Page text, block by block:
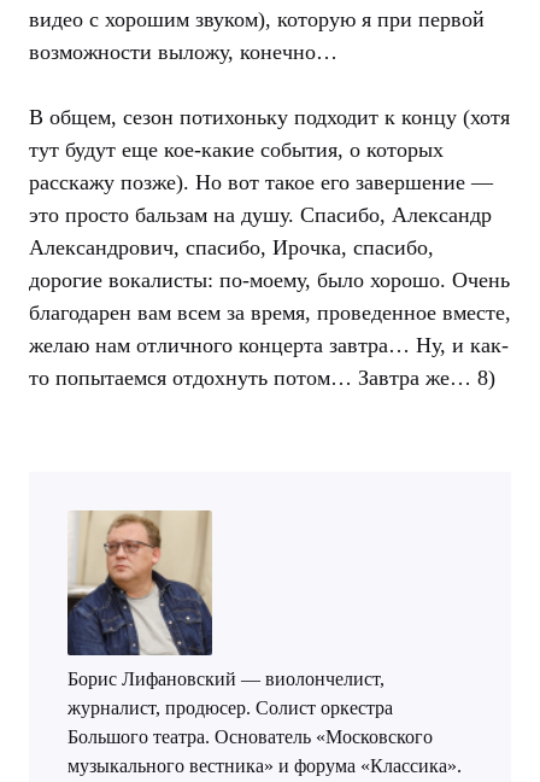
видео с хорошим звуком), которую я при первой
возможности выложу, конечно…
В общем, сезон потихоньку подходит к концу (хотя
тут будут еще кое-какие события, о которых
расскажу позже). Но вот такое его завершение —
это просто бальзам на душу. Спасибо, Александр
Александрович, спасибо, Ирочка, спасибо,
дорогие вокалисты: по-моему, было хорошо. Очень
благодарен вам всем за время, проведенное вместе,
желаю нам отличного концерта завтра… Ну, и как-
то попытаемся отдохнуть потом… Завтра же… 8)
Борис Лифановский — виолончелист,
журналист, продюсер. Солист оркестра
Большого театра. Основатель «Московского
музыкального вестника» и форума «Классика».